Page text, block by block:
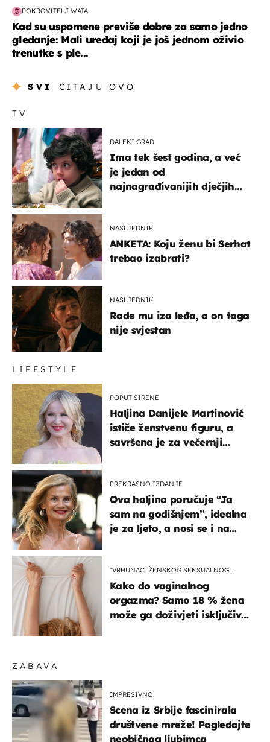
POKROVITELJ WATA
Kad su uspomene previše dobre za samo jedno
gledanje: Mali uređaj koji je još jednom oživio
trenutke s ple...
SVI ČITAJU OVO
ZABAVA
IMPRESIVNO!
Scena iz Srbije fascinirala
društvene mreže! Pogledajte
neobičnog ljubimca
TV
DALEKI GRAD
Ima tek šest godina, a već
je jedan od
najnagrađivanijih dječjih
NASLJEDNIK
ANKETA: Koju ženu bi Serhat
trebao izabrati?
NASLJEDNIK
Rade mu iza leđa, a on toga
nije svjestan
LIFESTYLE
POPUT SIRENE
Haljina Danijele Martinović
ističe ženstvenu figuru, a
savršena je za večernji
PREKRASNO IZDANJE
Ova haljina poručuje “Ja
sam na godišnjem”, idealna
je za ljeto, a nosi se i na
"VRHUNAC" ŽENSKOG SEKSUALNOG
Kako do vaginalnog
orgazma? Samo 18 % žena
može ga doživjeti isključivo